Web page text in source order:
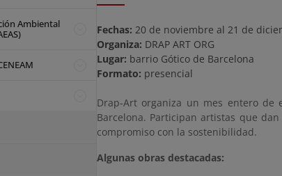
Ambiental
Fechas: 20 de noviembre al 21 de
Organiza: DRAP ART ORG
Lugar: barrio Gótico de Barcelona
Formato: presencial
Drap-Art organiza un mes entero de
Barcelona. Participan artistas que
compromiso con la sostenibilidad.
Algunas obras destacadas: